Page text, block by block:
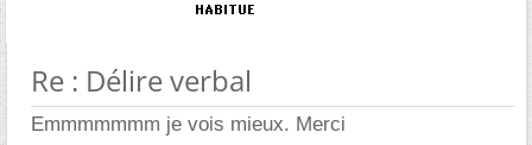
Re : Délire verbal
Emmmmmmm je vois mieux. Merci